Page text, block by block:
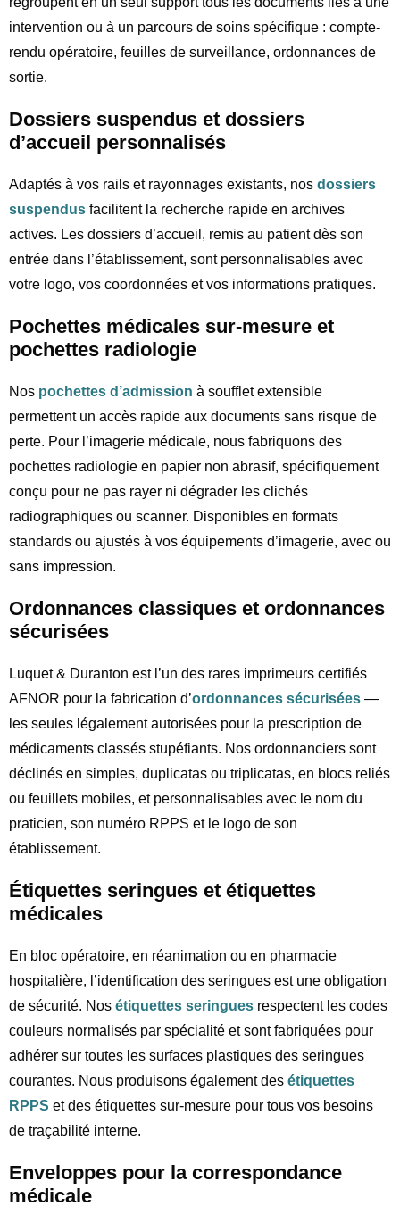
intervention ou à un parcours de soins spécifique : compte-
rendu opératoire, feuilles de surveillance, ordonnances de
sortie.
Dossiers suspendus et dossiers
d’accueil personnalisés
Adaptés à vos rails et rayonnages existants, nos dossiers
suspendus facilitent la recherche rapide en archives
actives. Les dossiers d’accueil, remis au patient dès son
entrée dans l’établissement, sont personnalisables avec
votre logo, vos coordonnées et vos informations pratiques.
Pochettes médicales sur-mesure et
pochettes radiologie
Nos pochettes d’admission à soufflet extensible
permettent un accès rapide aux documents sans risque de
perte. Pour l’imagerie médicale, nous fabriquons des
pochettes radiologie en papier non abrasif, spécifiquement
conçu pour ne pas rayer ni dégrader les clichés
radiographiques ou scanner. Disponibles en formats
standards ou ajustés à vos équipements d’imagerie, avec ou
sans impression.
Ordonnances classiques et ordonnances
sécurisées
Luquet & Duranton est l’un des rares imprimeurs certifiés
AFNOR pour la fabrication d’ordonnances sécurisées —
les seules légalement autorisées pour la prescription de
médicaments classés stupéfiants. Nos ordonnanciers sont
déclinés en simples, duplicatas ou triplicatas, en blocs reliés
ou feuillets mobiles, et personnalisables avec le nom du
praticien, son numéro RPPS et le logo de son
établissement.
Étiquettes seringues et étiquettes
médicales
En bloc opératoire, en réanimation ou en pharmacie
hospitalière, l’identification des seringues est une obligation
de sécurité. Nos étiquettes seringues respectent les codes
couleurs normalisés par spécialité et sont fabriquées pour
adhérer sur toutes les surfaces plastiques des seringues
courantes. Nous produisons également des étiquettes
RPPS et des étiquettes sur-mesure pour tous vos besoins
de traçabilité interne.
Enveloppes pour la correspondance
médicale